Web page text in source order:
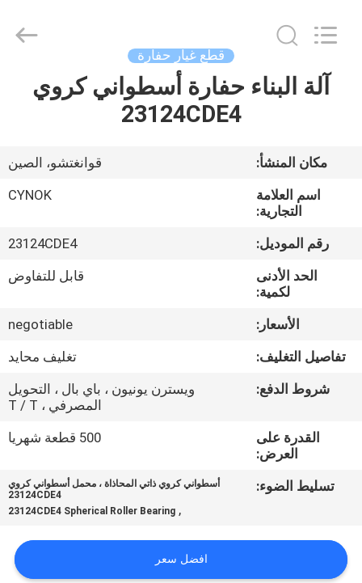
منزل،
منتجات
معلومات
المعمل
مراقبة
الجودة
اتصل
أخبار
قطع غيار حفارة
آلة البناء حفارة أسطواني كروي
23124CDE4
مكان المنشأ:
قوانغتشو، الصين
اسم العلامة
التجارية:
CYNOK
رقم الموديل:
23124CDE4
الحد الأدنى
لكمية:
قابل للتفاوض
الأسعار:
negotiable
تفاصيل التغليف:
تغليف محايد
شروط الدفع:
ويسترن يونيون ، باي بال ، التحويل
المصرفي ، T / T
القدرة على
العرض:
500 قطعة شهريا
تسليط الضوء:
أسطواني كروي ذاتي المحاذاة ، محمل أسطواني كروي
23124CDE4
,
23124CDE4 Spherical Roller Bearing
افضل سعر